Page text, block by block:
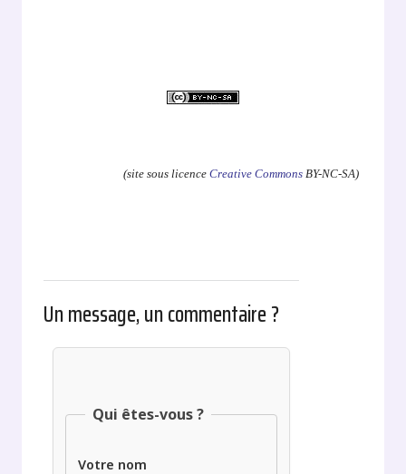
(site sous licence Creative CommonsBY-NC-SA)
Un message, un commentaire ?
Qui êtes-vous ?
Votre nom